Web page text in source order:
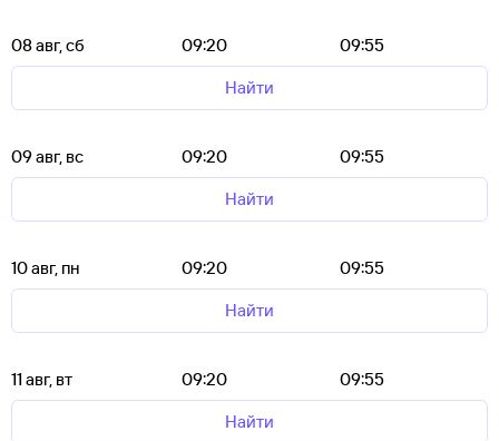
08 авг, сб 09:20
09:55
Найти
09 авг, вс 09:20
09:55
Найти
10 авг, пн 09:20
09:55
Найти
11 авг, вт 09:20
09:55
Найти